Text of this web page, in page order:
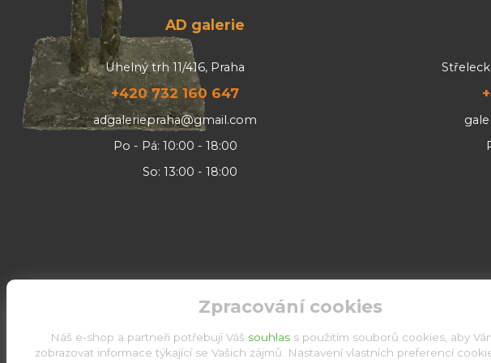
AD galerie
Uhelný trh 11/416, Praha
+420 732 160 647
adgaleriepraha@gmail.com
Po - Pá: 10:00 - 18:00
So: 13:00 - 18:00
Zpracování cookies
Náš e-shop a partneři potřebují Váš souhlas s použitím souborů cookies, aby
zobrazovat informace týkající se Vašich zájmů. Nastavení vlastních preferencí